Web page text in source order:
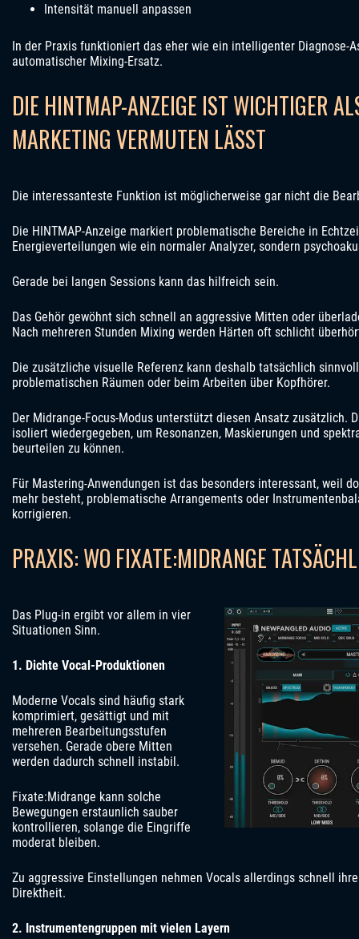
Intensität manuell anpassen
In der Praxis funktioniert das eher wie ein intelligenter Diagnose-
automatischer Mixing-Ersatz.
DIE HINTMAP-ANZEIGE IST WICHTIGER
MARKETING VERMUTEN LÄSST
Die interessanteste Funktion ist möglicherweise gar nicht die
Die HINTMAP-Anzeige markiert problematische Bereiche in
Energieverteilungen wie ein normaler Analyzer, sondern
Gerade bei langen Sessions kann das hilfreich sein.
Das Gehör gewöhnt sich schnell an aggressive Mitten oder
Nach mehreren Stunden Mixing werden Härten oft schlicht
Die zusätzliche visuelle Referenz kann deshalb tatsächlich
problematischen Räumen oder beim Arbeiten über Kopfhörer.
Der Midrange-Focus-Modus unterstützt diesen Ansatz zusätzlich.
isoliert wiedergegeben, um Resonanzen, Maskierungen und
beurteilen zu können.
Für Mastering-Anwendungen ist das besonders interessant, weil
mehr besteht, problematische Arrangements oder
korrigieren.
PRAXIS: WO FIXATE:MIDRANGE
Das Plug-in ergibt vor allem in vier
Situationen Sinn.
1. Dichte Vocal-Produktionen
Moderne Vocals sind häufig stark
komprimiert, gesättigt und mit
mehreren Bearbeitungsstufen
versehen. Gerade obere Mitten
werden dadurch schnell instabil.
Fixate:Midrange kann solche
Bewegungen erstaunlich sauber
kontrollieren, solange die Eingriffe
moderat bleiben.
Zu aggressive Einstellungen nehmen Vocals allerdings schnell
Direktheit.
2. Instrumentengruppen mit vielen Layern